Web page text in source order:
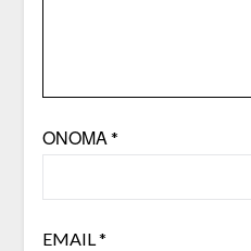
ΌΝΟΜΑ *
EMAIL*